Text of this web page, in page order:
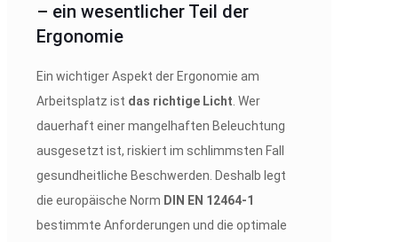
– ein wesentlicher Teil der
Ergonomie
Ein wichtiger Aspekt der Ergonomie am
Arbeitsplatz ist das richtige Licht . Wer
dauerhaft einer mangelhaften Beleuchtung
ausgesetzt ist, riskiert im schlimmsten Fall
gesundheitliche Beschwerden. Deshalb legt
die europäische Norm DIN EN 12464-1
bestimmte Anforderungen und die optimale